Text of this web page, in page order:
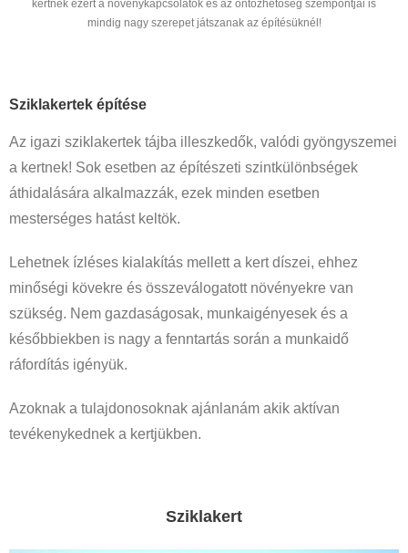
kertnek ezért a növénykapcsolatok és az öntözhetőség szempontjai is
mindig nagy szerepet játszanak az építésüknél!
Sziklakertek építése
Az igazi sziklakertek tájba illeszkedők, valódi gyöngyszemei
a kertnek! Sok esetben az építészeti szintkülönbségek
áthidalására alkalmazzák, ezek minden esetben
mesterséges hatást keltök.
Lehetnek ízléses kialakítás mellett a kert díszei, ehhez
minőségi kövekre és összeválogatott növényekre van
szükség. Nem gazdaságosak, munkaigényesek és a
későbbiekben is nagy a fenntartás során a munkaidő
ráfordítás igényük.
Azoknak a tulajdonosoknak ajánlanám akik aktívan
tevékenykednek a kertjükben.
Sziklakert